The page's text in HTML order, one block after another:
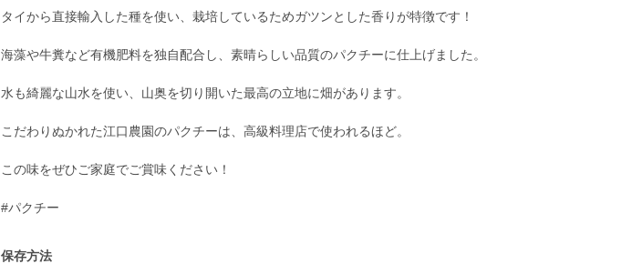
タイから直接輸入した種を使い、栽培しているためガツンとした香りが特徴です！
海藻や牛糞など有機肥料を独自配合し、素晴らしい品質のパクチーに仕上げました。
水も綺麗な山水を使い、山奥を切り開いた最高の立地に畑があります。
こだわりぬかれた江口農園のパクチーは、高級料理店で使われるほど。
この味をぜひご家庭でご賞味ください！
#パクチー
保存方法